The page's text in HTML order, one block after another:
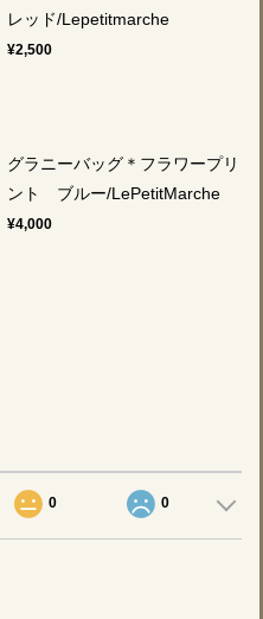
レッド/Lepetitmarche
¥2,500
グラニーバッグ＊フラワープリ
ント ブルー/LePetitMarche
¥4,000
0 0